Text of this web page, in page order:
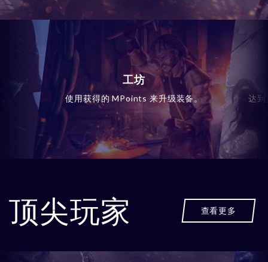
工坊
使用获得的 MPoints 来升级装备。 达
顶尖玩家 查看更多